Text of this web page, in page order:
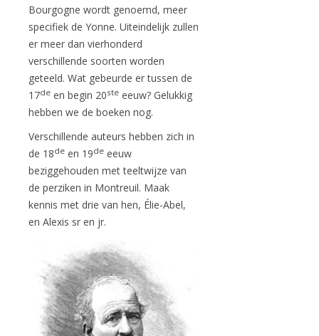
Bourgogne wordt genoemd, meer
specifiek de Yonne. Uiteindelijk zullen
er meer dan vierhonderd
verschillende soorten worden
geteeld. Wat gebeurde er tussen de
17de en begin 20ste eeuw? Gelukkig
hebben we de boeken nog.
Verschillende auteurs hebben zich in
de 18de en 19de eeuw
beziggehouden met teeltwijze van
de perziken in Montreuil. Maak
kennis met drie van hen, Élie-Abel,
en Alexis sr en jr.